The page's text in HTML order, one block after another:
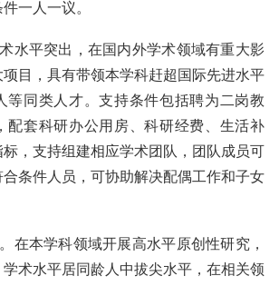
一人一议。
水平突出，在国内外学术领域有重大影
目，具有带领本学科赶超国际先进水平
等同类人才。支持条件包括聘为二岗教
配套科研办公用房、科研经费、生活补
，支持组建相应学术团队，团队成员可
条件人员，可协助解决配偶工作和子女
在本学科领域开展高水平原创性研究，
术水平居同龄人中拔尖水平，在相关领